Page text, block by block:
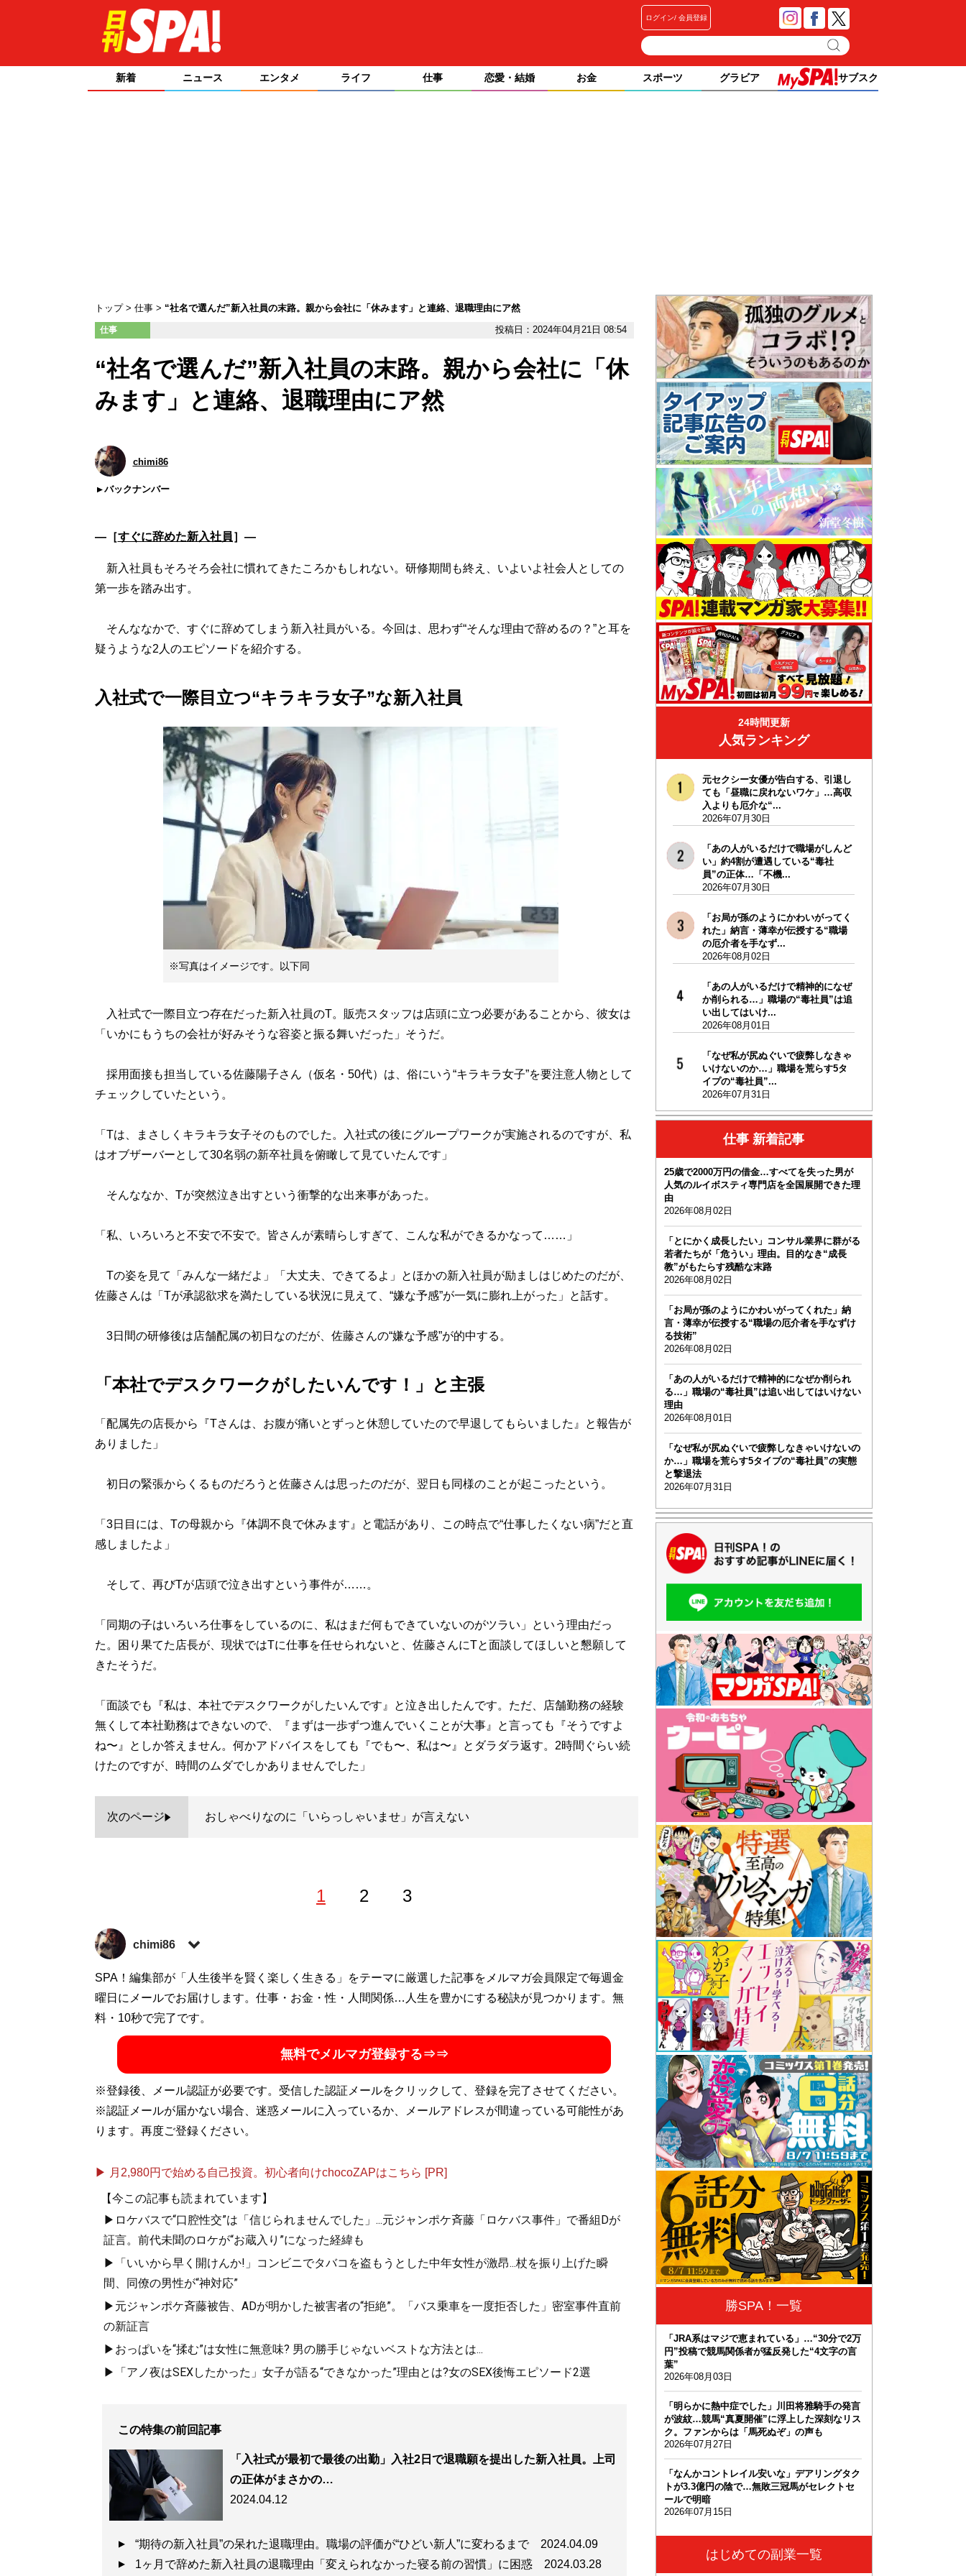
ログイン 会員登録
新着 ニュース エンタメ ライフ 仕事 恋愛・結婚 お金 スポーツ グラビア サブスク
トップ 仕事 “社名で選んだ”新入社員の末路。親から会社に「休みます」と連絡、退職理由にア然
仕事 投稿日：2024年04月21日 08:54
“社名で選んだ”新入社員の末路。親から会社に「休
みます」と連絡、退職理由にア然
chimi86
バックナンバー
―［すぐに辞めた新入社員］―
新入社員もそろそろ会社に慣れてきたころかもしれない。研修期間も終え、いよいよ社会人としての
第一歩を踏み出す。
そんななかで、すぐに辞めてしまう新入社員がいる。今回は、思わず“そんな理由で辞めるの？”と耳を
疑うような2人のエピソードを紹介する。
入社式で一際目立つ“キラキラ女子”な新入社員
※写真はイメージです。以下同
入社式で一際目立つ存在だった新入社員のT。販売スタッフは店頭に立つ必要があることから、彼女は
「いかにもうちの会社が好みそうな容姿と振る舞いだった」そうだ。
採用面接も担当している佐藤陽子さん（仮名・50代）は、俗にいう“キラキラ女子”を要注意人物として
チェックしていたという。
「Tは、まさしくキラキラ女子そのものでした。入社式の後にグループワークが実施されるのですが、私
はオブザーバーとして30名弱の新卒社員を俯瞰して見ていたんです」
そんななか、Tが突然泣き出すという衝撃的な出来事があった。
「私、いろいろと不安で不安で。皆さんが素晴らしすぎて、こんな私ができるかなって……」
Tの姿を見て「みんな一緒だよ」「大丈夫、できてるよ」とほかの新入社員が励ましはじめたのだが、
佐藤さんは「Tが承認欲求を満たしている状況に見えて、“嫌な予感”が一気に膨れ上がった」と話す。
3日間の研修後は店舗配属の初日なのだが、佐藤さんの“嫌な予感”が的中する。
「本社でデスクワークがしたいんです！」と主張
「配属先の店長から『Tさんは、お腹が痛いとずっと休憩していたので早退してもらいました』と報告が
ありました」
初日の緊張からくるものだろうと佐藤さんは思ったのだが、翌日も同様のことが起こったという。
「3日目には、Tの母親から『体調不良で休みます』と電話があり、この時点で“仕事したくない病”だと直
感しましたよ」
そして、再びTが店頭で泣き出すという事件が……。
「同期の子はいろいろ仕事をしているのに、私はまだ何もできていないのがツラい」という理由だっ
た。困り果てた店長が、現状ではTに仕事を任せられないと、佐藤さんにTと面談してほしいと懇願して
きたそうだ。
「面談でも『私は、本社でデスクワークがしたいんです』と泣き出したんです。ただ、店舗勤務の経験
無くして本社勤務はできないので、『まずは一歩ずつ進んでいくことが大事』と言っても『そうですよ
ね〜』としか答えません。何かアドバイスをしても『でも〜、私は〜』とダラダラ返す。2時間ぐらい続
けたのですが、時間のムダでしかありませんでした」
次のページ おしゃべりなのに「いらっしゃいませ」が言えない
1 2 3
chimi86
2016年よりライター活動を開始。出版社にて書籍コーディネーターなども経験。趣味は読書、ミュージ
カル、舞台鑑賞、スポーツ観戦、カフェ。
記事一覧へ
SPA！編集部が「人生後半を賢く楽しく生きる」をテーマに厳選した記事をメルマガ会員限定で毎週金
曜日にメールでお届けします。仕事・お金・性・人間関係…人生を豊かにする秘訣が見つかります。無
料・10秒で完了です。
無料でメルマガ登録する⇒⇒
※登録後、メール認証が必要です。受信した認証メールをクリックして、登録を完了させてください。
※認証メールが届かない場合、迷惑メールに入っているか、メールアドレスが間違っている可能性があ
ります。再度ご登録ください。
▶ 月2,980円で始める自己投資。初心者向けchocoZAPはこちら [PR]
【今この記事も読まれています】
▶ロケバスで“口腔性交”は「信じられませんでした」...元ジャンポケ斉藤「ロケバス事件」で番組Dが
証言。前代未聞のロケが“お蔵入り”になった経緯も
▶「いいから早く開けんか!」コンビニでタバコを盗もうとした中年女性が激昂...杖を振り上げた瞬
間、同僚の男性が“神対応”
▶元ジャンポケ斉藤被告、ADが明かした被害者の“拒絶”。「バス乗車を一度拒否した」密室事件直前
の新証言
▶おっぱいを“揉む”は女性に無意味? 男の勝手じゃないベストな方法とは...
▶「アノ夜はSEXしたかった」女子が語る“できなかった”理由とは?女のSEX後悔エピソード2選
この特集の前回記事
「入社式が最初で最後の出勤」入社2日で退職願を提出した新入社員。上司
の正体がまさかの…
2024.04.12
“期待の新入社員”の呆れた退職理由。職場の評価が“ひどい新人”に変わるまで 2024.04.09
1ヶ月で辞めた新入社員の退職理由「変えられなかった寝る前の習慣」に困惑 2024.03.28
24時間更新
人気ランキング
元セクシー女優が告白する、引退し
ても「昼職に戻れないワケ」…高収
入よりも厄介な“...
2026年07月30日
「あの人がいるだけで職場がしんど
い」約4割が遭遇している“毒社
員”の正体…「不機...
2026年07月30日
「お局が孫のようにかわいがってく
れた」納言・薄幸が伝授する“職場
の厄介者を手なず...
2026年08月02日
「あの人がいるだけで精神的になぜ
か削られる…」職場の“毒社員”は追
い出してはいけ...
2026年08月01日
「なぜ私が尻ぬぐいで疲弊しなきゃ
いけないのか…」職場を荒らす5タ
イプの“毒社員”...
2026年07月31日
仕事 新着記事
25歳で2000万円の借金…すべてを失った男が
人気のルイボスティ専門店を全国展開できた理
由
2026年08月02日
「とにかく成長したい」コンサル業界に群がる
若者たちが「危うい」理由。目的なき“成長
教”がもたらす残酷な末路
2026年08月02日
「お局が孫のようにかわいがってくれた」納
言・薄幸が伝授する“職場の厄介者を手なずけ
る技術”
2026年08月02日
「あの人がいるだけで精神的になぜか削られ
る…」職場の“毒社員”は追い出してはいけない
理由
2026年08月01日
「なぜ私が尻ぬぐいで疲弊しなきゃいけないの
か…」職場を荒らす5タイプの“毒社員”の実態
と撃退法
2026年07月31日
勝SPA！一覧
「JRA系はマジで恵まれている」…“30分で2万
円”投稿で競馬関係者が猛反発した“4文字の言
葉”
2026年08月03日
「明らかに熱中症でした」川田将雅騎手の発言
が波紋…競馬“真夏開催”に浮上した深刻なリス
ク。ファンからは「馬死ぬぞ」の声も
2026年07月27日
「なんかコントレイル安いな」デアリングタク
トが3.3億円の陰で…無敗三冠馬がセレクトセ
ールで明暗
2026年07月15日
はじめての副業一覧